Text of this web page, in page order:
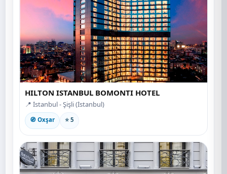
HILTON ISTANBUL BOMONTI HOTEL
📍 İstanbul - Şişli (İstanbul)
🧭 Oxşar ⭐ 5